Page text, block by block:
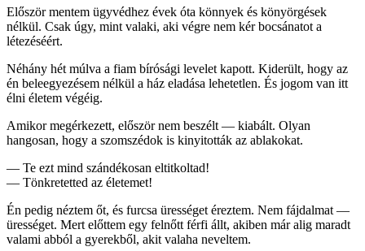
Először mentem ügyvédhez évek óta könnyek és könyörgések
nélkül. Csak úgy, mint valaki, aki végre nem kér bocsánatot a
létezéséért.
Néhány hét múlva a fiam bírósági levelet kapott. Kiderült, hogy az
én beleegyezésem nélkül a ház eladása lehetetlen. És jogom van itt
élni életem végéig.
Amikor megérkezett, először nem beszélt — kiabált. Olyan
hangosan, hogy a szomszédok is kinyitották az ablakokat.
— Te ezt mind szándékosan eltitkoltad!
— Tönkretetted az életemet!
Én pedig néztem őt, és furcsa ürességet éreztem. Nem fájdalmat —
ürességet. Mert előttem egy felnőtt férfi állt, akiben már alig maradt
valami abból a gyerekből, akit valaha neveltem.